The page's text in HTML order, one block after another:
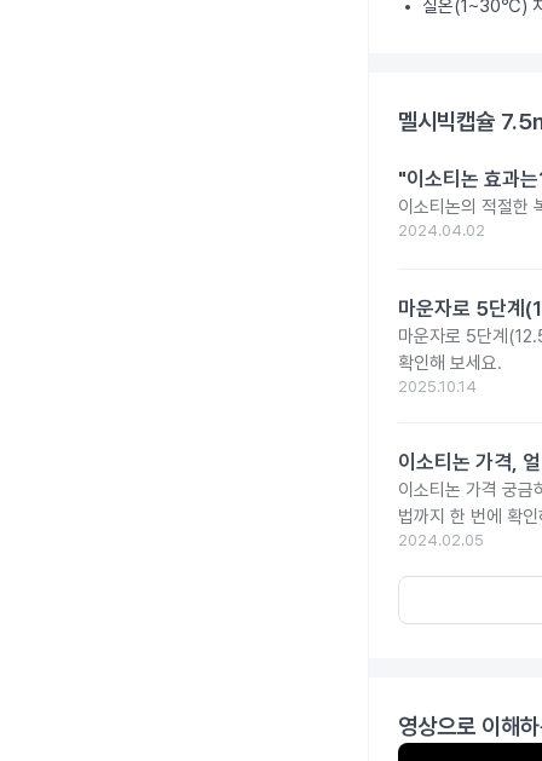
실온(1~30℃)
멜시빅캡슐
"이소티논 효과
이소티논의 적절한
2024.04.02
마운자로 5단계
마운자로 5단계
확인해 보세요.
2025.10.14
이소티논 가격,
이소티논 가격 궁금
법까지 한 번에 확
2024.02.05
영상으로 이해